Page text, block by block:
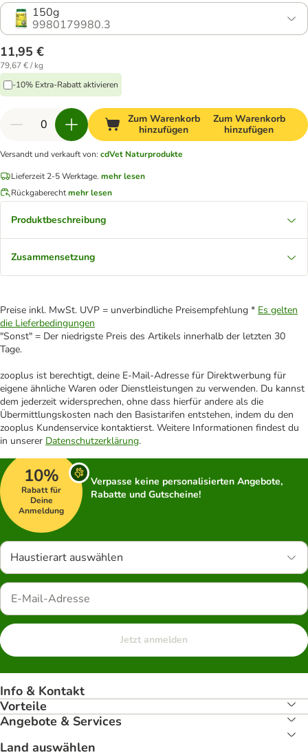
150g
9980179980.3
11,95 €
79,67 € / kg
-10% Extra-Rabatt aktivieren
Zum Warenkorb
hinzufügen
Zum Warenkorb
hinzufügen
Versandt und verkauft von: cdVet Naturprodukte
Lieferzeit 2-5 Werktage. mehr lesen
Rückgaberechtmehr lesen
Produktbeschreibung
Zusammensetzung
Preise inkl. MwSt. UVP = unverbindliche Preisempfehlung * Es gelten
die Lieferbedingungen
"Sonst" = Der niedrigste Preis des Artikels innerhalb der letzten 30
Tage.
zooplus ist berechtigt, deine E-Mail-Adresse für Direktwerbung für
eigene ähnliche Waren oder Dienstleistungen zu verwenden. Du kannst
dem jederzeit widersprechen, ohne dass hierfür andere als die
Übermittlungskosten nach den Basistarifen entstehen, indem du den
zooplus Kundenservice kontaktierst. Weitere Informationen findest du
in unserer Datenschutzerklärung.
10%
Rabatt für
Deine
Anmeldung
Verpasse keine personalisierten Angebote,
Rabatte und Gutscheine!
Haustierart auswählen
Jetzt anmelden
Info & Kontakt
Vorteile
Angebote & Services
Land auswählen